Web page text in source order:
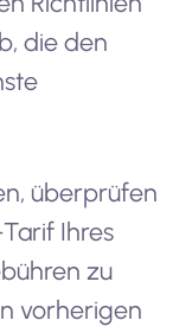
die den
überprüfen
Ihres
zu
vorherigen